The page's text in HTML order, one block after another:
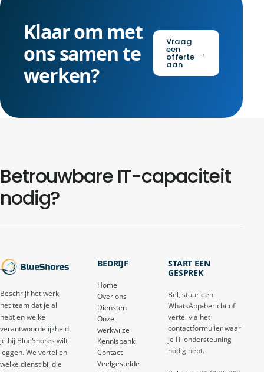
Klaar om met
ons samen te
werken?
Vraag
een
offerte
aan
→
Betrouwbare IT-capaciteit
nodig?
Beschrijf het werk,
het team dat je al
hebt en welke
verantwoordelijkheid
je bij BlueShores wilt
leggen. We vertellen
welke dienst bij die
BEDRIJF
Home
Over ons
Diensten
Onze
werkwijze
Kennisbank
Contact
Veelgestelde
START EEN
GESPREK
Bel, stuur een
WhatsApp-bericht of
vertel via het
contactformulier waar
je IT-ondersteuning
nodig hebt.